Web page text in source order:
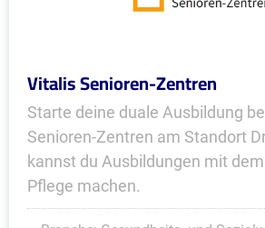
Vitalis Senioren-Zentren
Starte deine duale Ausbildung
Senioren-Zentren am Standort
kannst du Ausbildungen mit
Pflege machen.